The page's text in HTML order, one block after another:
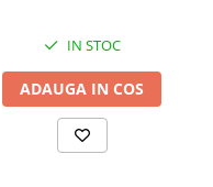
IN STOC
ADAUGA IN COS